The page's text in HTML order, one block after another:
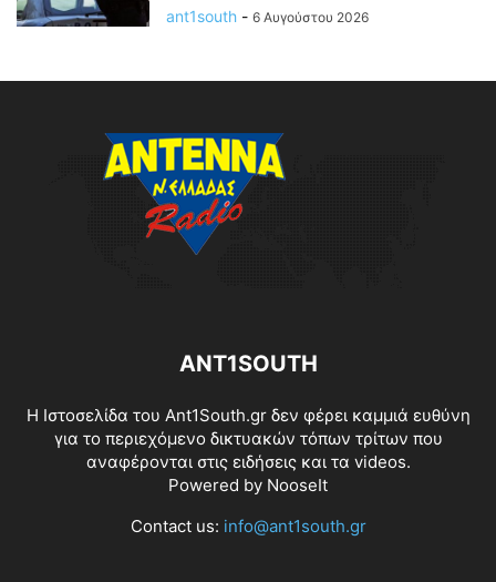
ant1south - 6 Αυγούστου 2026
ANT1SOUTH
Η Ιστοσελίδα του Ant1South.gr δεν φέρει καμμιά ευθύνη
για το περιεχόμενο δικτυακών τόπων τρίτων που
αναφέρονται στις ειδήσεις και τα videos.
Powered by NooseIt
Contact us: info@ant1south.gr